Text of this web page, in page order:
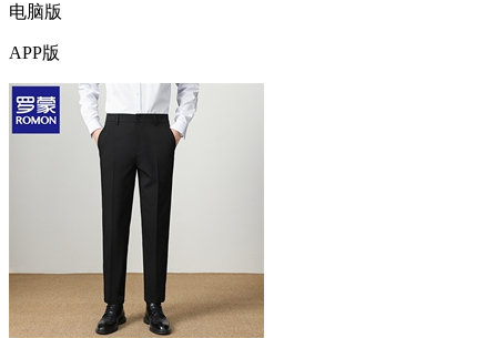
电脑版
APP版